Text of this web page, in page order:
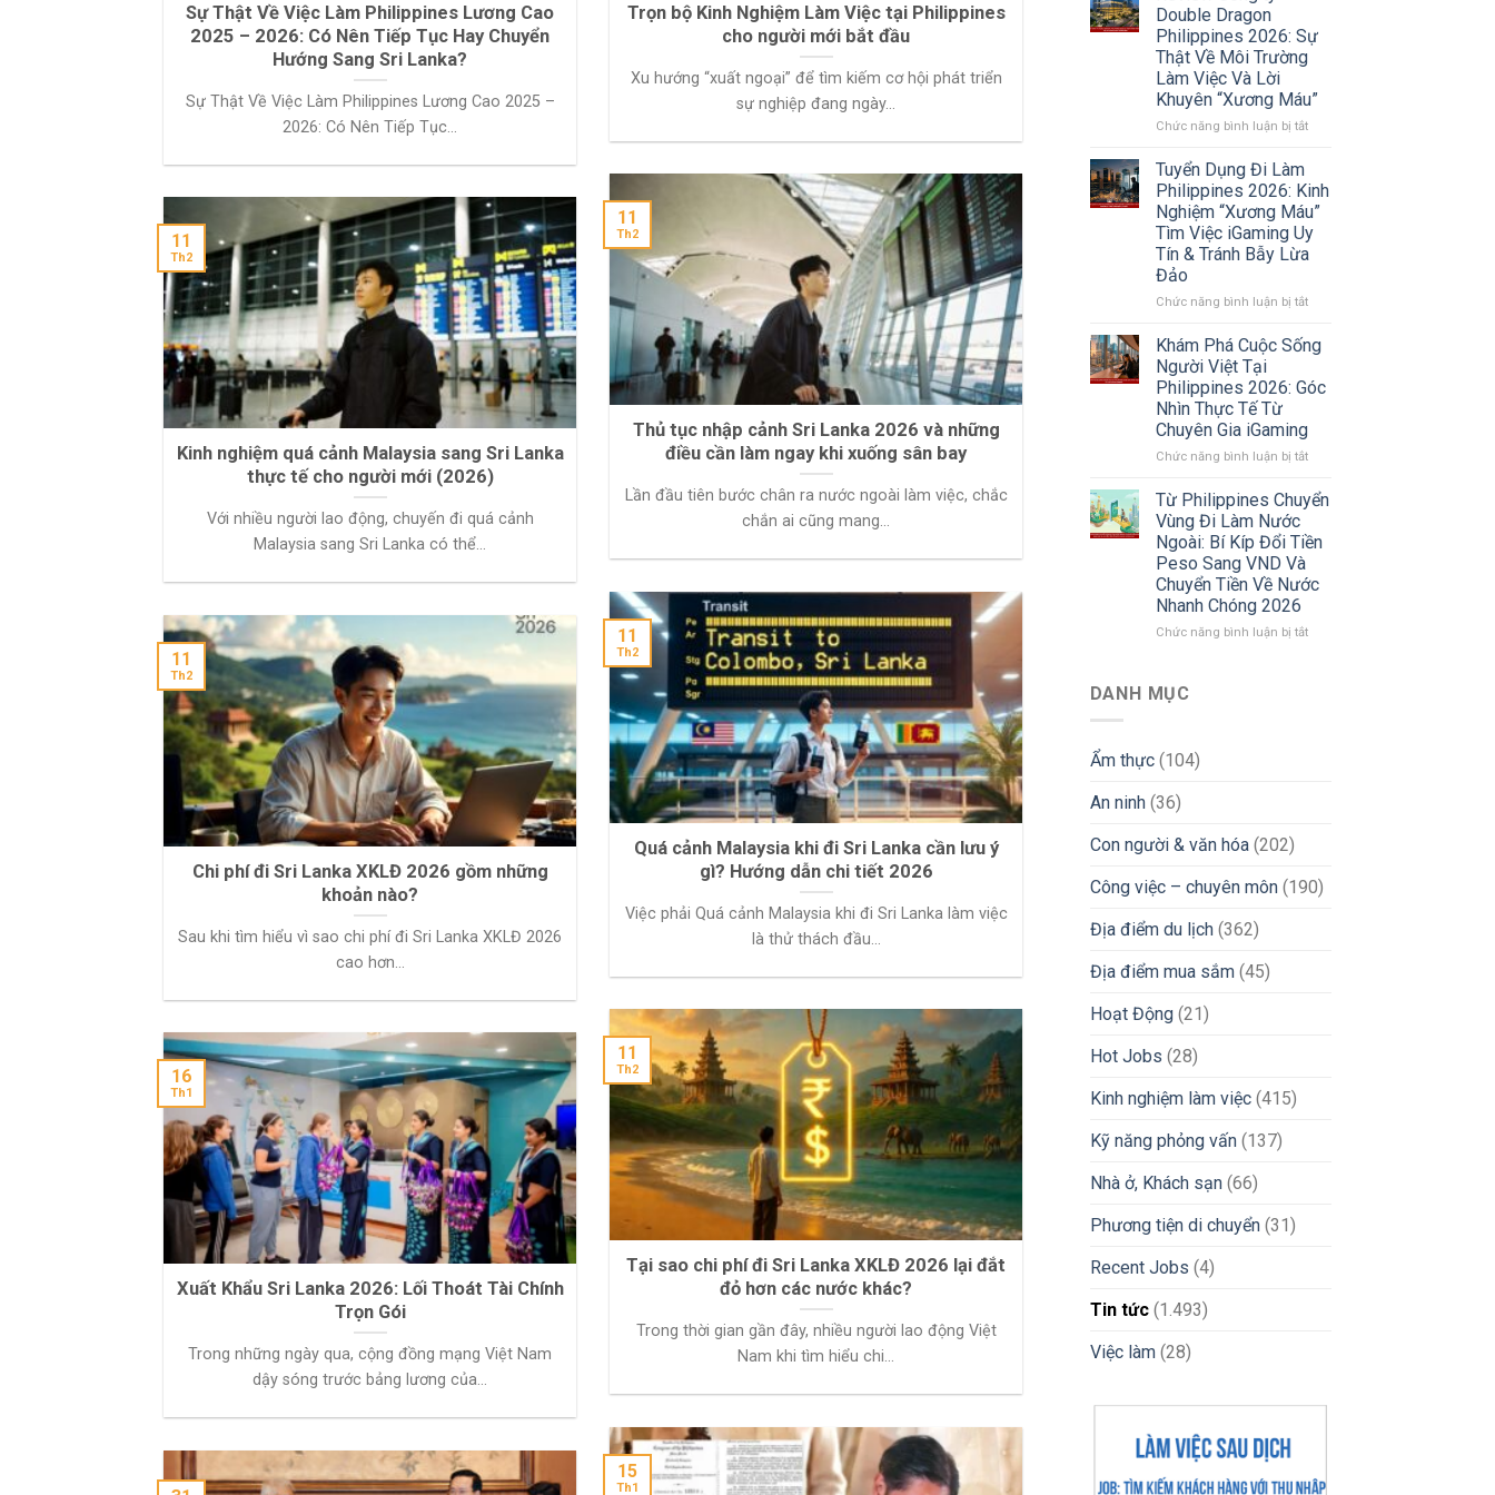
Sự Thật Về Việc Làm Philippines Lương Cao
2025 – 2026: Có Nên Tiếp Tục Hay Chuyển
Hướng Sang Sri Lanka?
Sự Thật Về Việc Làm Philippines Lương Cao 2025 –
2026: Có Nên Tiếp Tục...
Trọn bộ Kinh Nghiệm Làm Việc tại Philippines
cho người mới bắt đầu
Xu hướng “xuất ngoại” để tìm kiếm cơ hội phát triển
sự nghiệp đang ngày...
Thủ tục nhập cảnh Sri Lanka 2026 và những
điều cần làm ngay khi xuống sân bay
Lần đầu tiên bước chân ra nước ngoài làm việc, chắc
chắn ai cũng mang...
11
Th2
Kinh nghiệm quá cảnh Malaysia sang Sri Lanka
thực tế cho người mới (2026)
Với nhiều người lao động, chuyến đi quá cảnh
Malaysia sang Sri Lanka có thể...
11
Th2
Quá cảnh Malaysia khi đi Sri Lanka cần lưu ý
gì? Hướng dẫn chi tiết 2026
Việc phải Quá cảnh Malaysia khi đi Sri Lanka làm việc
là thử thách đầu...
11
Th2
Chi phí đi Sri Lanka XKLĐ 2026 gồm những
khoản nào?
Sau khi tìm hiểu vì sao chi phí đi Sri Lanka XKLĐ 2026
cao hơn...
11
Th2
Tại sao chi phí đi Sri Lanka XKLĐ 2026 lại đắt
đỏ hơn các nước khác?
Trong thời gian gần đây, nhiều người lao động Việt
Nam khi tìm hiểu chi...
11
Th2
Xuất Khẩu Sri Lanka 2026: Lối Thoát Tài Chính
Trọn Gói
Trong những ngày qua, cộng đồng mạng Việt Nam
dậy sóng trước bảng lương của...
16
Th1
15
Th1
Tại
Philippines
Xu
Hướng
Sri
Lanka
Và
Các
Mới
Double Dragon
Philippines 2026: Sự
Thật Về Môi Trường
Làm Việc Và Lời
Khuyên “Xương Máu”
Chức năng bình luận bị tắtở
ty
Double
Dragon
Philippines
2026:
Thật
Trường
Việc
Lời
“Xương
Tuyển Dụng Đi Làm
Philippines 2026: Kinh
Nghiệm “Xương Máu”
Tìm Việc iGaming Uy
Tín & Tránh Bẫy Lừa
Đảo
Chức năng bình luận bị tắtở
Dụng
Đi
Philippines
Nghiệm
Máu”
Tìm
iGaming
Tín
Bẫy
Khám Phá Cuộc Sống
Người Việt Tại
Philippines 2026: Góc
Nhìn Thực Tế Từ
Chuyên Gia iGaming
Chức năng bình luận bị tắtở
Phá
Cuộc
Sống
Người
Tại
2026:
Từ Philippines Chuyển
Vùng Đi Làm Nước
Ngoài: Bí Kíp Đổi Tiền
Peso Sang VND Và
Chuyển Tiền Về Nước
Nhanh Chóng 2026
Chức năng bình luận bị tắtở
Peso
Sang
DANH MỤC
Ẩm thực(104)
An ninh(36)
Con người & văn hóa(202)
Công việc – chuyên môn(190)
Địa điểm du lịch(362)
Địa điểm mua sắm(45)
Hoạt Động(21)
Hot Jobs (28)
Kinh nghiệm làm việc(415)
Kỹ năng phỏng vấn(137)
Nhà ở, Khách sạn(66)
Phương tiện di chuyển(31)
Recent Jobs (4)
Tin tức(1.493)
Việc làm(28)